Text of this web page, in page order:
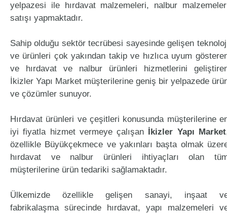
yelpazesi ile hırdavat malzemeleri, nalbur
satışı yapmaktadır.
Sahip olduğu sektör tecrübesi sayesinde gelişen
ve ürünleri çok yakından takip ve hızlıca uyum
ve hırdavat ve nalbur ürünleri hizmetlerini
İkizler Yapı Market müşterilerine geniş bir yelpazede
ve çözümler sunuyor.
Hırdavat ürünleri ve çeşitleri konusunda müşterilerine
iyi fiyatla hizmet vermeye çalışan İkizler Yapı Market
özellikle Büyükçekmece ve yakınları başta olmak
hırdavat ve nalbur ürünleri ihtiyaçları olan
müşterilerine ürün tedariki sağlamaktadır.
Ülkemizde özellikle gelişen sanayi, inşaat
fabrikalaşma sürecinde hırdavat, yapı malzemeleri